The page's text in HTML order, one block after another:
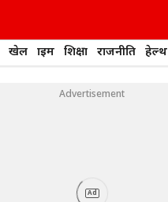
खेल क्राइम शिक्षा राजनीति हेल्थ
Advertisement
Ad